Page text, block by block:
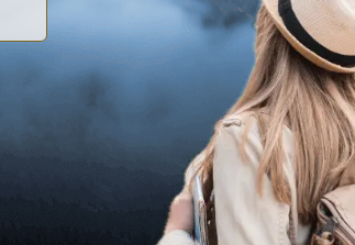
Вдохновения
Опыт
Файлов Cookie
Положения И Условия
Станьте Партнером
Our Team